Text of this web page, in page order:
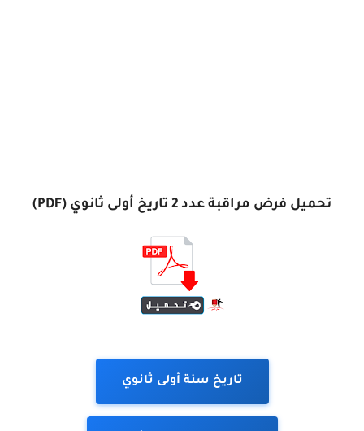
تحميل فرض مراقبة عدد 2 تاريخ أولى ثانوي (PDF)
تاريخ سنة أولى ثانوي